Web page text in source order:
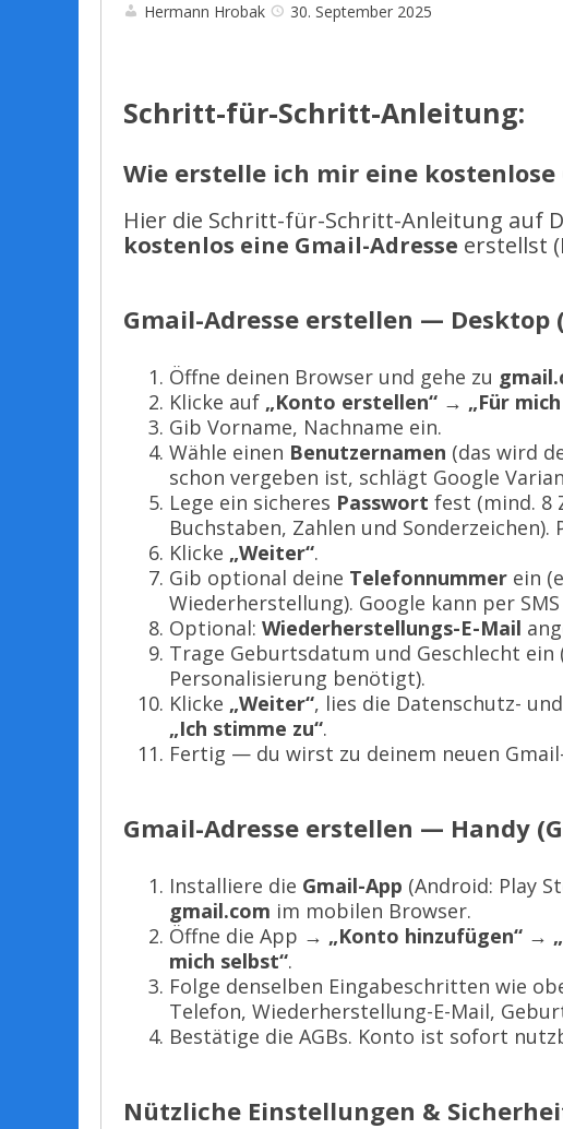
Hermann Hrobak 30. September 2025
Schritt-für-Schritt-Anleitung:
Wie erstelle ich mir eine kostenlose
Hier die Schritt-für-Schritt-Anleitung auf
kostenlos eine Gmail-Adresse erstellst
Gmail-Adresse erstellen — Desktop
Öffne deinen Browser und gehe zu
Klicke auf „Konto erstellen“ → „Für
Gib Vorname, Nachname ein.
Wähle einen Benutzernamen (das wird
schon vergeben ist, schlägt Google
Lege ein sicheres Passwort fest (mind. 8
Buchstaben, Zahlen und
Klicke „Weiter“.
Gib optional deine Telefonnummer ein
Wiederherstellung). Google kann per
Optional: Wiederherstellungs-E-Mail
Trage Geburtsdatum und Geschlecht
Personalisierung benötigt).
Klicke „Weiter“, lies die Datenschutz-
„Ich stimme zu“.
Fertig — du wirst zu deinem neuen
Gmail-Adresse erstellen — Handy
Installiere die Gmail-App (Android: Play
gmail.com im mobilen Browser.
Öffne die App → „Konto hinzufügen“ →
mich selbst“.
Folge denselben Eingabeschritten wie
Telefon, Wiederherstellung-E-Mail,
Bestätige die AGBs. Konto ist sofort
Nützliche Einstellungen &